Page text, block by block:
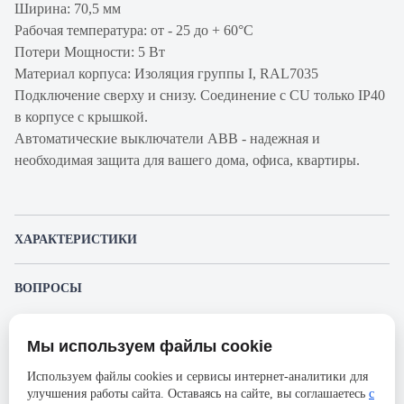
Ширина: 70,5 мм
Рабочая температура: от - 25 до + 60°С
Потери Мощности: 5 Вт
Материал корпуса: Изоляция группы I, RAL7035
Подключение сверху и снизу. Соединение с CU только IP40
в корпусе с крышкой.
Автоматические выключатели ABB - надежная и
необходимая защита для вашего дома, офиса, квартиры.
ХАРАКТЕРИСТИКИ
Производитель
Серия
SH200L
ВОПРОСЫ
Пожалуйста, авторизуйтесь, чтобы иметь
Представленные изображения и характеристики могут отличаться от реального
без предварительного уведомления. Компания АйДистрибьют не несёт
ответственности в случае не соответствия текущей модели товаров фотографиям,
Мы используем файлы cookie
Используем файлы cookies и сервисы интернет-аналитики для
улучшения работы сайта. Оставаясь на сайте, вы соглашаетесь с